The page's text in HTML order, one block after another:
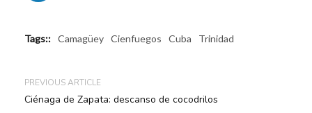
Tags:: Camagüey Cienfuegos Cuba Trinidad
PREVIOUS ARTICLE
Ciénaga de Zapata: descanso de cocodrilos